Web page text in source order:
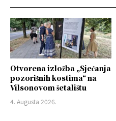
Otvorena izložba „Sjećanja
pozorišnih kostima“ na
Vilsonovom šetalištu
4. Augusta 2026.